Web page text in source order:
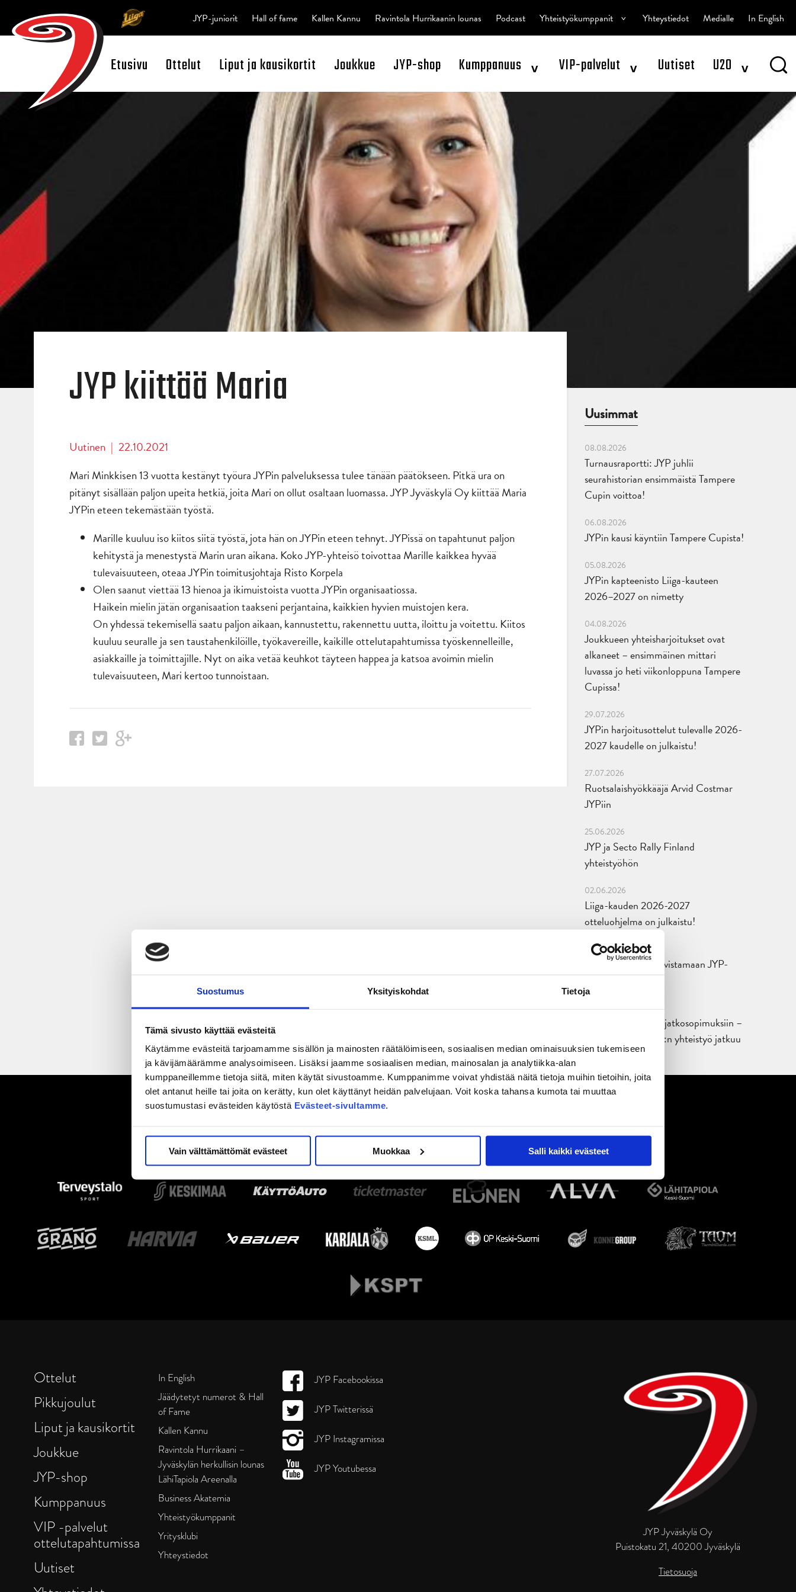
Suostumus Yksityiskohdat Tietoja
Tämä sivusto käyttää evästeitä
Käytämme evästeitä tarjoamamme sisällön ja mainosten räätälöimiseen, sosiaalisen median ominaisuuksien tukemiseen
ja kävijämäärämme analysoimiseen. Lisäksi jaamme sosiaalisen median, mainosalan ja analytiikka-alan
kumppaneillemme tietoja siitä, miten käytät sivustoamme. Kumppanimme voivat yhdistää näitä tietoja muihin tietoihin, joita
olet antanut heille tai joita on kerätty, kun olet käyttänyt heidän palvelujaan. Voit koska tahansa kumota tai muuttaa
suostumustasi evästeiden käytöstä Evästeet-sivultamme.
Vain välttämättömät evästeet Muokkaa Salli kaikki evästeet
Open Search
Etusivu Ottelut Liput ja kausikortit Joukkue JYP-shop Kumppanuus ^ VIP-palvelut ^ Uutiset U20 ^
JYP-juniorit Hall of fame Kallen Kannu Ravintola Hurrikaanin lounas Podcast Yhteistyökumppanit ^ Yhteystiedot Medialle In English
JYP kiittää Maria
Uutinen | 22.10.2021
Mari Minkkisen 13 vuotta kestänyt työura JYPin palveluksessa tulee tänään päätökseen. Pitkä ura on
pitänyt sisällään paljon upeita hetkiä, joita Mari on ollut osaltaan luomassa. JYP Jyväskylä Oy kiittää Maria
JYPin eteen tekemästään työstä.
Marille kuuluu iso kiitos siitä työstä, jota hän on JYPin eteen tehnyt. JYPissä on tapahtunut paljon
kehitystä ja menestystä Marin uran aikana. Koko JYP-yhteisö toivottaa Marille kaikkea hyvää
tulevaisuuteen, oteaa JYPin toimitusjohtaja Risto Korpela
Olen saanut viettää 13 hienoa ja ikimuistoista vuotta JYPin organisaatiossa.
Haikein mielin jätän organisaation taakseni perjantaina, kaikkien hyvien muistojen kera.
On yhdessä tekemisellä saatu paljon aikaan, kannustettu, rakennettu uutta, iloittu ja voitettu. Kiitos
kuuluu seuralle ja sen taustahenkilöille, työkavereille, kaikille ottelutapahtumissa työskennelleille,
asiakkaille ja toimittajille. Nyt on aika vetää keuhkot täyteen happea ja katsoa avoimin mielin
tulevaisuuteen, Mari kertoo tunnoistaan.
Uusimmat
08.08.2026
Turnausraportti: JYP juhlii
seurahistorian ensimmäistä Tampere
Cupin voittoa!
06.08.2026
JYPin kausi käyntiin Tampere Cupista!
05.08.2026
JYPin kapteenisto Liiga-kauteen
2026–2027 on nimetty
04.08.2026
Joukkueen yhteisharjoitukset ovat
alkaneet – ensimmäinen mittari
luvassa jo heti viikonloppuna Tampere
Cupissa!
29.07.2026
JYPin harjoitusottelut tulevalle 2026-
2027 kaudelle on julkaistu!
27.07.2026
Ruotsalaishyökkääjä Arvid Costmar
JYPiin
25.06.2026
JYP ja Secto Rally Finland
yhteistyöhön
02.06.2026
Liiga-kauden 2026-2027
otteluohjelma on julkaistu!
27.05.2026
Reece Newkirk vahvistamaan JYP-
Jaatinen ja Liljamo jatkosopimuksiin –
JYPin ja KeuPa HT:n yhteistyö jatkuu
JYP Jyväskylä Oy
Puistokatu 21, 40200 Jyväskylä
Tietosuoja
Ottelut
Pikkujoulut
Liput ja kausikortit
Joukkue
JYP-shop
Kumppanuus
VIP -palvelut
ottelutapahtumissa
Uutiset
In English
Jäädytetyt numerot & Hall
of Fame
Kallen Kannu
Ravintola Hurrikaani –
Jyväskylän herkullisin lounas
LähiTapiola Areenalla
Business Akatemia
Yhteistyökumppanit
Yritysklubi
Yhteystiedot
JYP Facebookissa
JYP Twitterissä
JYP Instagramissa
JYP Youtubessa